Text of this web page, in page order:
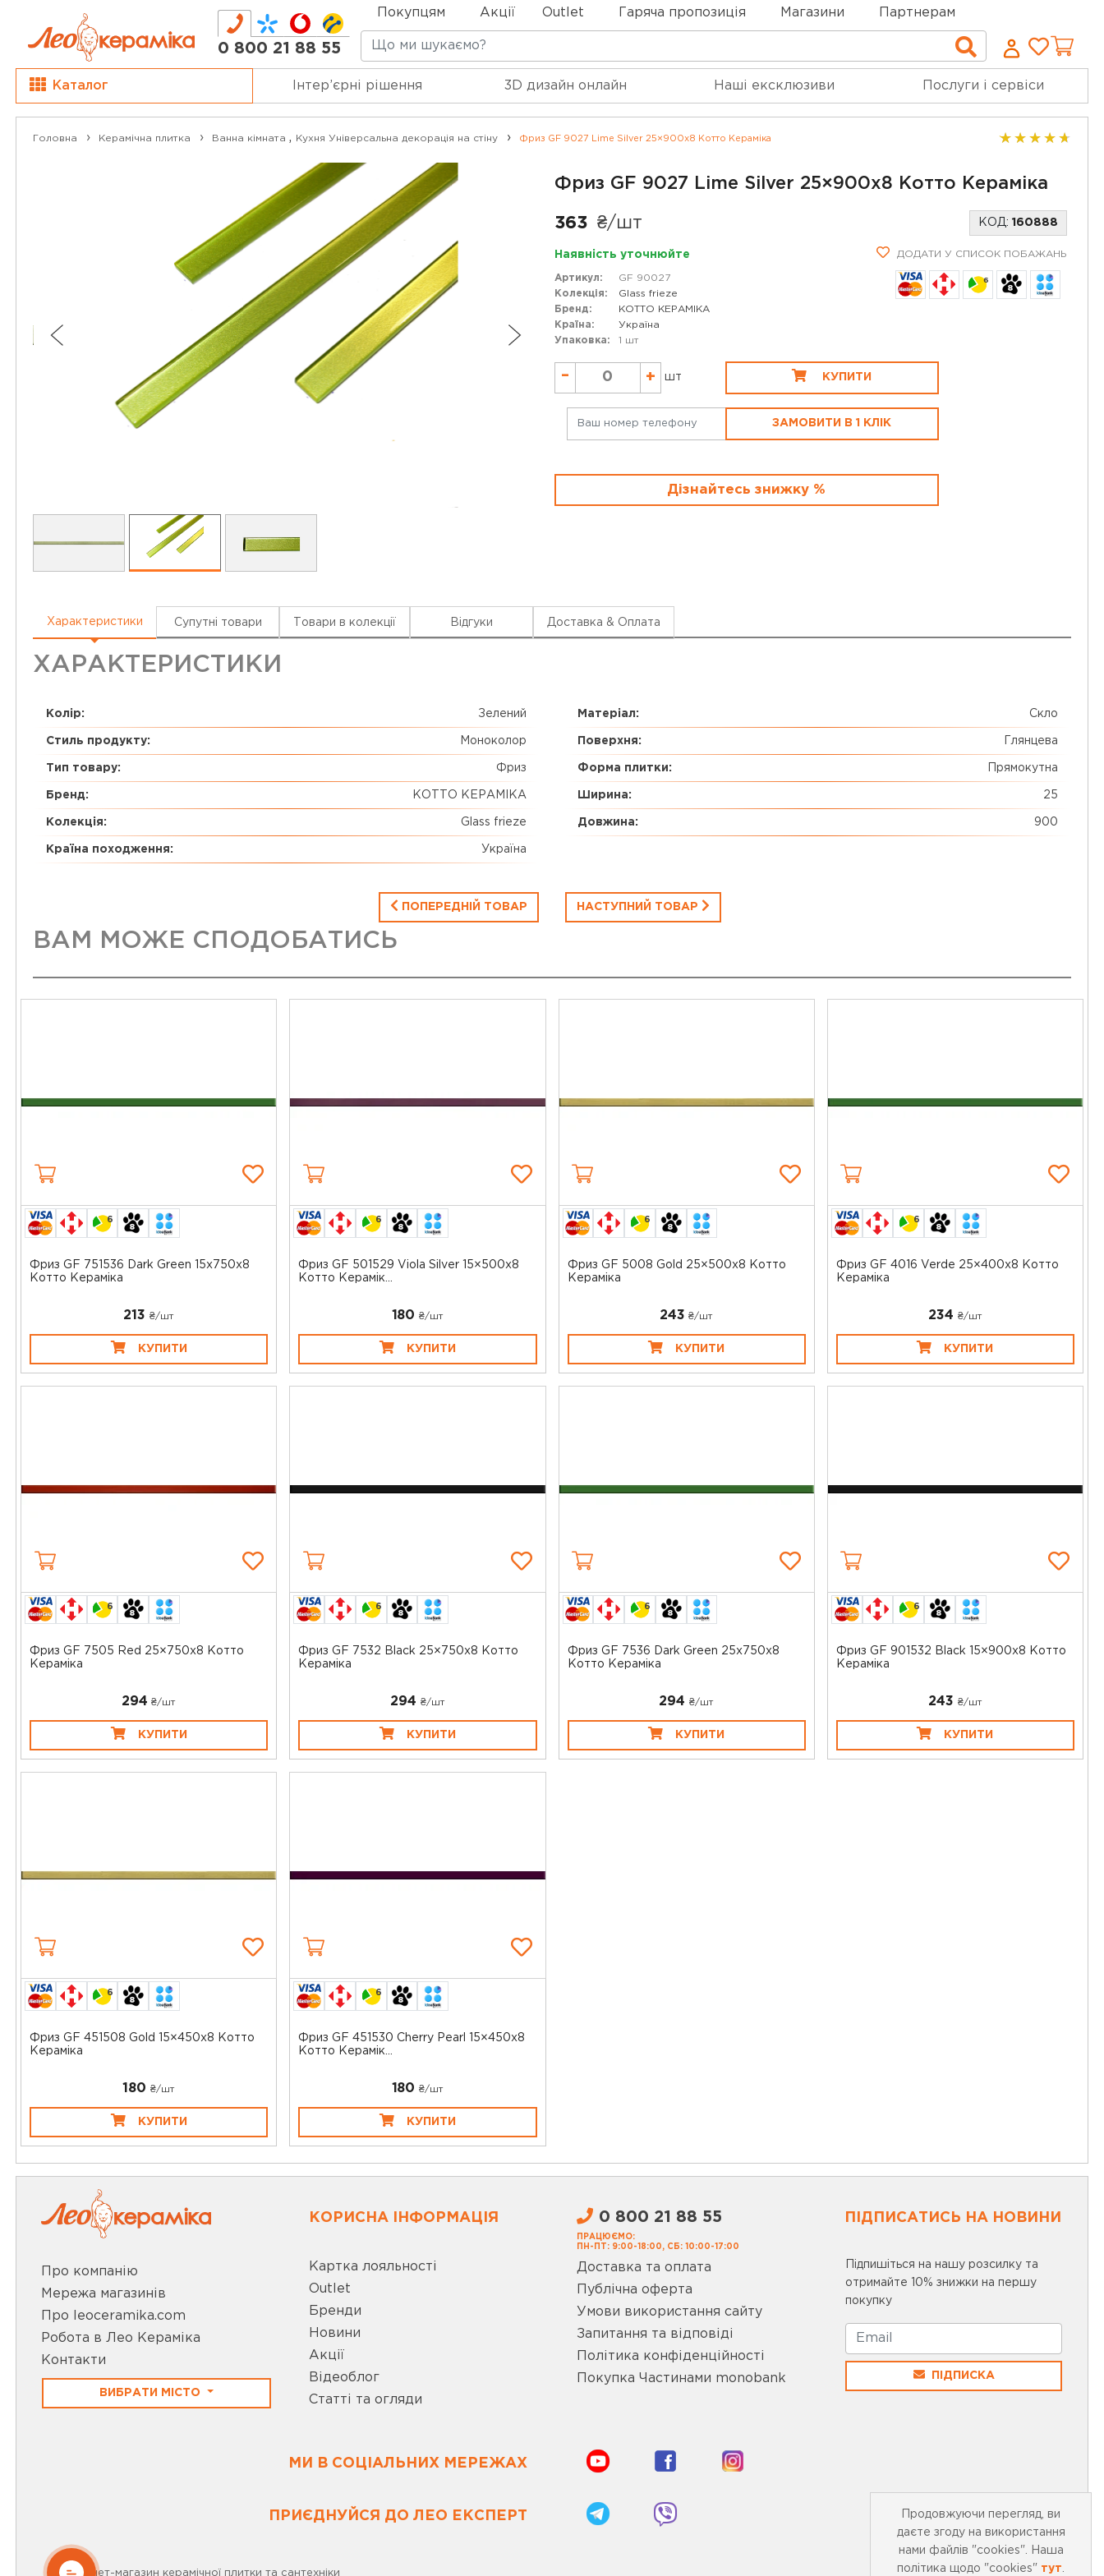
Покупцям Акції Outlet Гаряча пропозиція Магазини Партнерам
0 800 21 88 55 Пошук
Каталог Інтер’єрні рішення 3D дизайн онлайн Наші ексклюзиви Послуги і сервіси
Головна Керамічна плитка Ванна кімната , Кухня Універсальна декорація на стіну Фриз GF 9027 Lime Silver 25×900x8 Котто Кераміка
Фриз GF 9027 Lime Silver 25×900x8 Котто Кераміка
363 ₴/шт КОД: 160888
Наявність уточнюйте ДОДАТИ У СПИСОК ПОБАЖАНЬ
Артикул:
GF 90027
Колекція:
Glass frieze
Бренд:
КОТТО КЕРАМІКА
Країна:
Україна
Упаковка:
1 шт
6
– + шт КУПИТИ
ЗАМОВИТИ В 1 КЛІК
Дізнайтесь знижку %
Характеристики Супутні товари Товари в колекції Відгуки Доставка & Оплата
ХАРАКТЕРИСТИКИ
Колір: Зелений
Стиль продукту: Моноколор
Тип товару: Фриз
Бренд: КОТТО КЕРАМІКА
Колекція: Glass frieze
Країна походження: Україна
Матеріал: Скло
Поверхня: Глянцева
Форма плитки: Прямокутна
Ширина: 25
Довжина: 900
ПОПЕРЕДНІЙ ТОВАР НАСТУПНИЙ ТОВАР
ВАМ МОЖЕ СПОДОБАТИСЬ
6
Фриз GF 751536 Dark Green 15x750x8
Котто Кераміка
213 ₴/шт
КУПИТИ
6
Фриз GF 501529 Viola Silver 15×500x8
Котто Керамік...
180 ₴/шт
КУПИТИ
6
Фриз GF 5008 Gold 25×500x8 Котто
Кераміка
243 ₴/шт
КУПИТИ
6
Фриз GF 4016 Verde 25×400x8 Котто
Кераміка
234 ₴/шт
КУПИТИ
6
Фриз GF 7505 Red 25×750x8 Котто
Кераміка
294 ₴/шт
КУПИТИ
6
Фриз GF 7532 Black 25×750x8 Котто
Кераміка
294 ₴/шт
КУПИТИ
6
Фриз GF 7536 Dark Green 25x750x8
Котто Кераміка
294 ₴/шт
КУПИТИ
6
Фриз GF 901532 Black 15×900x8 Котто
Кераміка
243 ₴/шт
КУПИТИ
6
Фриз GF 451508 Gold 15×450x8 Котто
Кераміка
180 ₴/шт
КУПИТИ
6
Фриз GF 451530 Cherry Pearl 15×450x8
Котто Керамік...
180 ₴/шт
КУПИТИ
Про компанію
Мережа магазинів
Про leoceramika.com
Робота в Лео Кераміка
Контакти
ВИБРАТИ МІСТО
КОРИСНА ІНФОРМАЦІЯ
Картка лояльності
Outlet
Бренди
Новини
Акції
Відеоблог
Статті та огляди
0 800 21 88 55
ПРАЦЮЄМО:
ПН-ПТ: 9:00-18:00, СБ: 10:00-17:00
Доставка та оплата
Публічна оферта
Умови використання сайту
Запитання та відповіді
Політика конфіденційності
Покупка Частинами monobank
ПІДПИСАТИСЬ НА НОВИНИ
Підпишіться на нашу розсилку та
отримайте 10% знижки на першу
покупку
ПІДПИСКА
МИ В СОЦІАЛЬНИХ МЕРЕЖАХ
ПРИЄДНУЙСЯ ДО ЛЕО ЕКСПЕРТ
Інтернет-магазин керамічної плитки та сантехніки
Продовжуючи перегляд, ви
даєте згоду на використання
нами файлів "cookies". Наша
політика щодо "cookies" тут
ОНЛАЙН